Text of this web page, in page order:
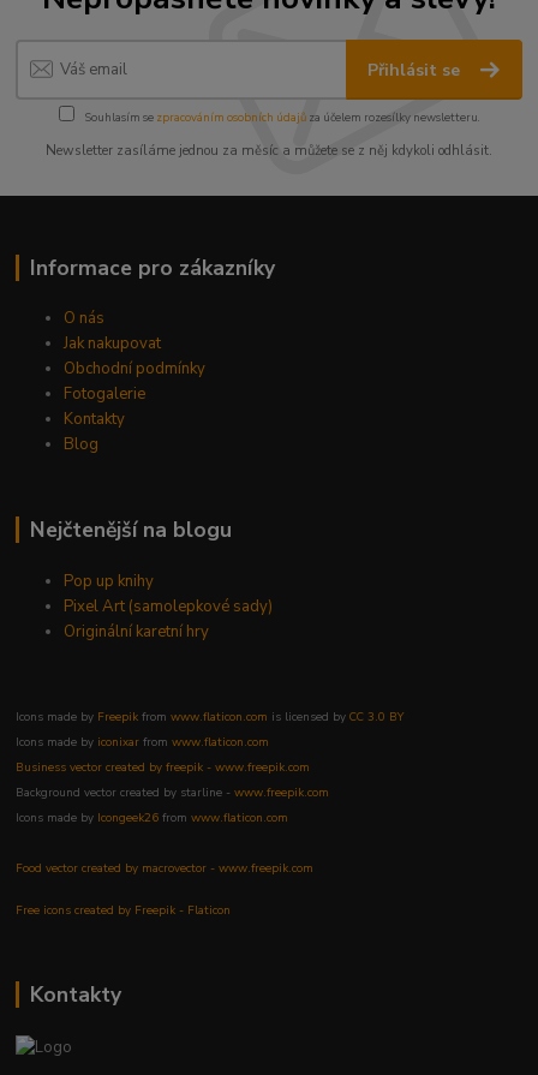
Přihlásit se
Souhlasím se zpracováním osobních údajůza účelem rozesílky newsletteru.
Newsletter zasíláme jednou za měsíc a můžete se z něj kdykoli odhlásit.
Informace pro zákazníky
O nás
Jak nakupovat
Obchodní podmínky
Fotogalerie
Kontakty
Blog
Nejčtenější na blogu
Pop up knihy
Pixel Art (samolepkové sady)
Originální karetní hry
Icons made by Freepik fromwww.flaticon.com is licensed byCC 3.0 BY
Icons made by iconixar fromwww.flaticon.com
Business vector created by freepik - www.freepik.com
Background vector created by starline -www.freepik.com
Icons made by Icongeek26 fromwww.flaticon.com
Food vector created by macrovector - www.freepik.com
Free icons created by Freepik - Flaticon
Kontakty